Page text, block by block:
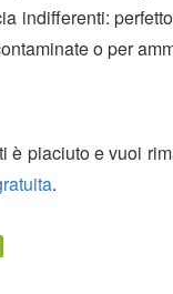
indifferenti:
o per
è piaciuto e vuoi
.